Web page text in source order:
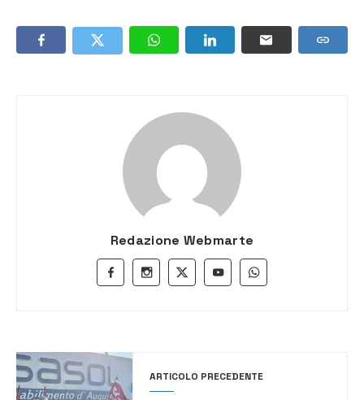
Redazione Webmarte
ARTICOLO PRECEDENTE